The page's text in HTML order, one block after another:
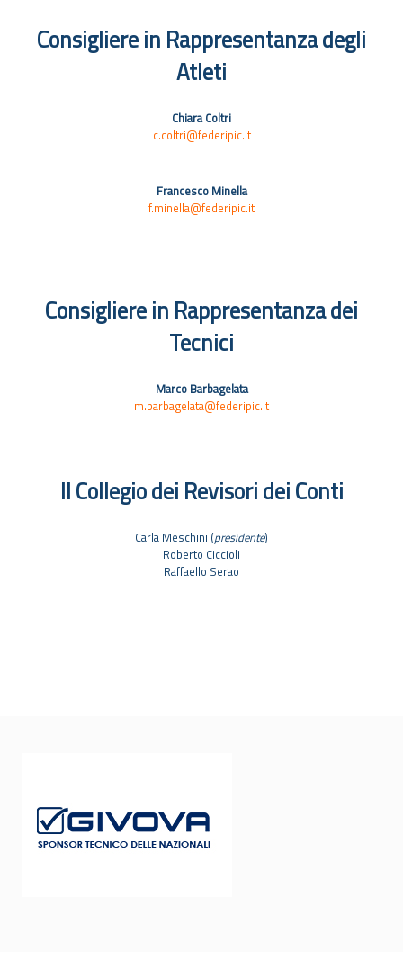
Consigliere in Rappresentanza degli
Atleti
Chiara Coltri
c.coltri@federipic.it
Francesco Minella
f.minella@federipic.it
Consigliere in Rappresentanza dei
Tecnici
Marco Barbagelata
m.barbagelata@federipic.it
Il Collegio dei Revisori dei Conti
Carla Meschini (presidente)
Roberto Ciccioli
Raffaello Serao